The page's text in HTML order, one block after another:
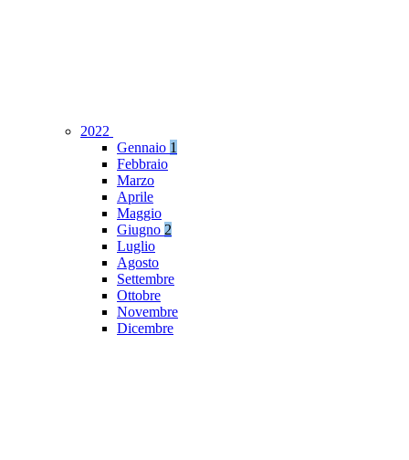
2022
Gennaio 1
Febbraio
Marzo
Aprile
Maggio
Giugno 2
Luglio
Agosto
Settembre
Ottobre
Novembre
Dicembre